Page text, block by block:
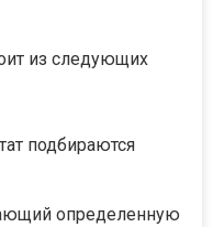
из следующих
подбираются
определенную